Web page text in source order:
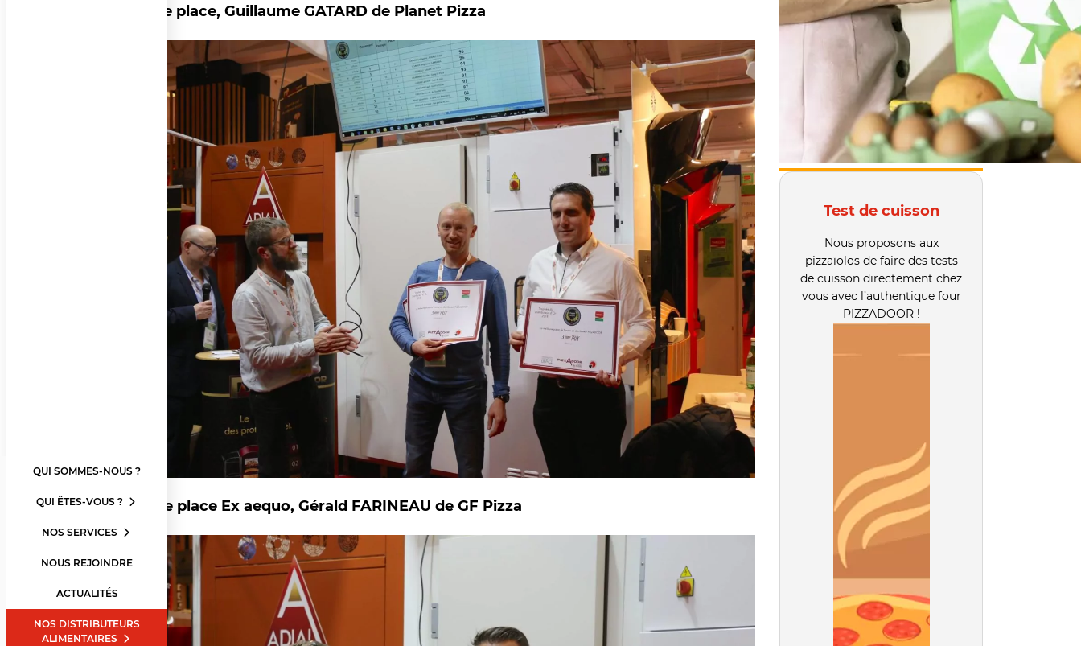
QUI SOMMES-NOUS ?
QUI ÊTES-VOUS ?
NOS SERVICES
NOUS REJOINDRE
ACTUALITÉS
NOS DISTRIBUTEURS
ALIMENTAIRES
A la 3ème place, Guillaume GATARD de Planet Pizza
A la 4ème place Ex aequo, Gérald FARINEAU de GF Pizza
Test de cuisson
Nous proposons aux
pizzaïolos de faire des tests
de cuisson directement chez
vous avec l’authentique four
PIZZADOOR !